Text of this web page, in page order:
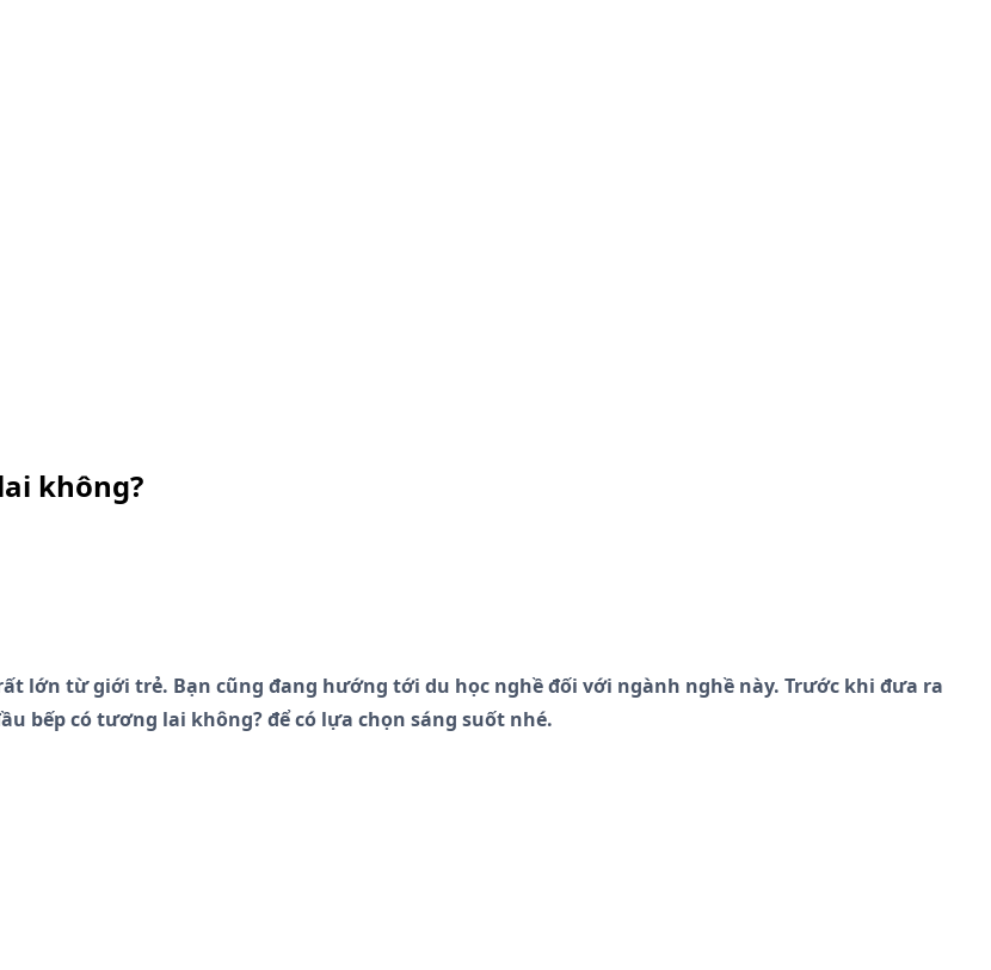
không?
lớn từ giới trẻ. Bạn cũng đang hướng tới du học nghề đối với ngành nghề này. Trước khi đưa ra
bếp có tương lai không? để có lựa chọn sáng suốt nhé.